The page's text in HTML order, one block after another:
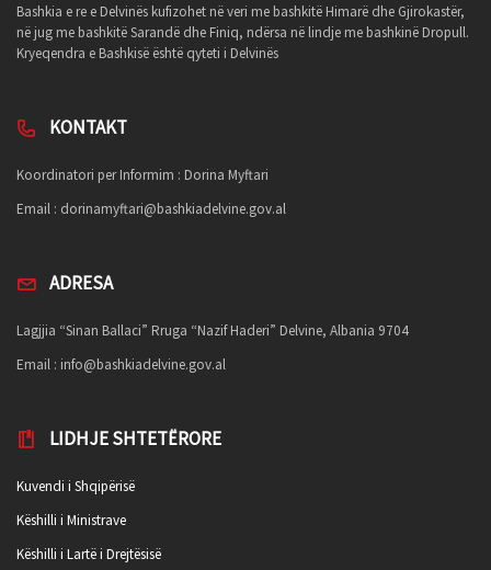
Bashkia e re e Delvinës kufizohet në veri me bashkitë Himarë dhe Gjirokastër,
në jug me bashkitë Sarandë dhe Finiq, ndërsa në lindje me bashkinë Dropull.
Kryeqendra e Bashkisë është qyteti i Delvinës
KONTAKT
Koordinatori per Informim : Dorina Myftari
Email : dorinamyftari@bashkiadelvine.gov.al
ADRESA
Lagjjia “Sinan Ballaci” Rruga “Nazif Haderi” Delvine, Albania 9704
Email : info@bashkiadelvine.gov.al
LIDHJE SHTETËRORE
Kuvendi i Shqipërisë
Këshilli i Ministrave
Këshilli i Lartë i Drejtësisë